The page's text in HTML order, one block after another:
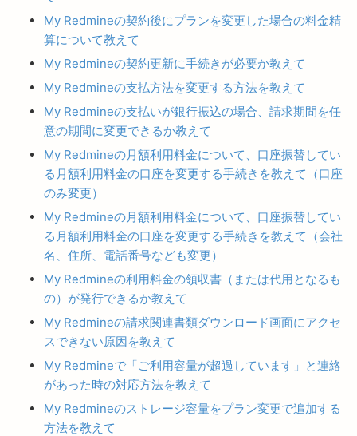
My Redmineの契約後にプランを変更した場合の料金精
算について教えて
My Redmineの契約更新に手続きが必要か教えて
My Redmineの支払方法を変更する方法を教えて
My Redmineの支払いが銀行振込の場合、請求期間を任
意の期間に変更できるか教えて
My Redmineの月額利用料金について、口座振替してい
る月額利用料金の口座を変更する手続きを教えて（口座
のみ変更）
My Redmineの月額利用料金について、口座振替してい
る月額利用料金の口座を変更する手続きを教えて（会社
名、住所、電話番号なども変更）
My Redmineの利用料金の領収書（または代用となるも
の）が発行できるか教えて
My Redmineの請求関連書類ダウンロード画面にアクセ
スできない原因を教えて
My Redmineで「ご利用容量が超過しています」と連絡
があった時の対応方法を教えて
My Redmineのストレージ容量をプラン変更で追加する
方法を教えて